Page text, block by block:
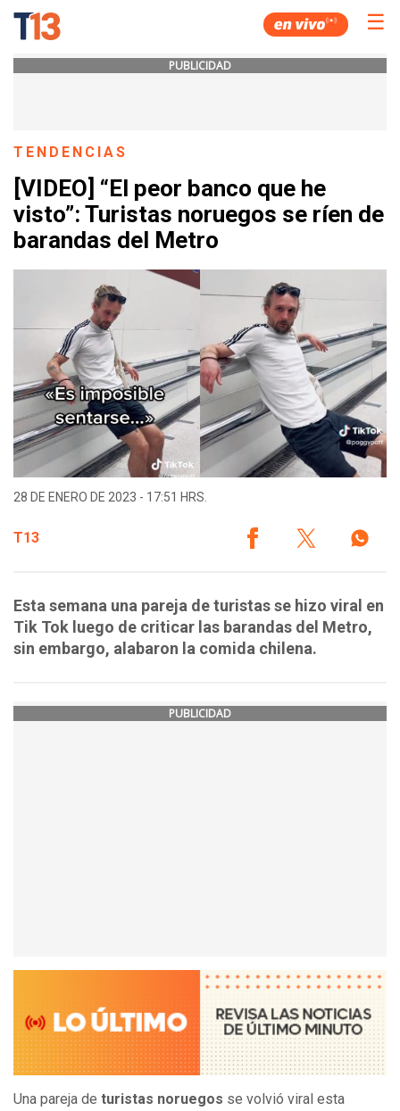
☰
PUBLICIDAD
TENDENCIAS
[VIDEO] “El peor banco que he
visto”: Turistas noruegos se ríen de
barandas del Metro
28 DE ENERO DE 2023 - 17:51 HRS.
T13
Esta semana una pareja de turistas se hizo viral en
Tik Tok luego de criticar las barandas del Metro,
sin embargo, alabaron la comida chilena.
PUBLICIDAD
Una pareja de turistas noruegos se volvió viral esta